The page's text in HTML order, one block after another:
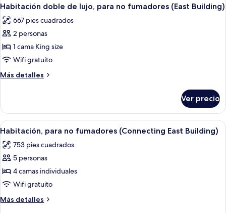
fumadores
(with
Tatami,
East
Building)
camas
para
no
(with
Tatami,
Building)
todas
las
fotos
de
Habitación
doble
de
para
no
fumadores
(East
Building)
4
Habitación doble de lujo, para no fumadores (East Building)
667 pies cuadrados
2 personas
1 cama King size
Wifi gratuito
Más detalles
Más
doble
de
lujo,
no
fumadores
Building)
Ver precio
Abrir
todas
las
fotos
de
Habitación,
para
no
Habitación de hotel con dos camas,
5
Habitación, para no fumadores (Connecting East Building)
753 pies cuadrados
5 personas
4 camas individuales
Wifi gratuito
Más detalles
Más